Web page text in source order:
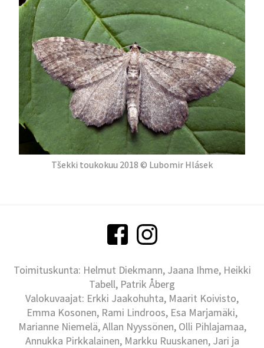
Tšekki toukokuu 2018 © Lubomir Hlásek
Toimituskunta: Helmut Diekmann, Jaana Ihme, Heikki
Tabell, Patrik Åberg
Valokuvaajat: Erkki Jaakohuhta, Maarit Koivisto,
Emma Kosonen, Rami Lindroos, Esa Marjamäki,
Marianne Niemelä, Allan Nyyssönen, Olli Pihlajamaa,
Annukka Pirkkalainen, Markku Ruuskanen, Jari ja